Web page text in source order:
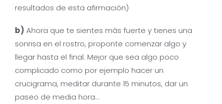
resultados de esta afirmación)
b) Ahora que te sientes más fuerte y tienes una
sonrisa en el rostro, proponte comenzar algo y
llegar hasta el final. Mejor que sea algo poco
complicado como por ejemplo hacer un
crucigrama, meditar durante 15 minutos, dar un
paseo de media hora…